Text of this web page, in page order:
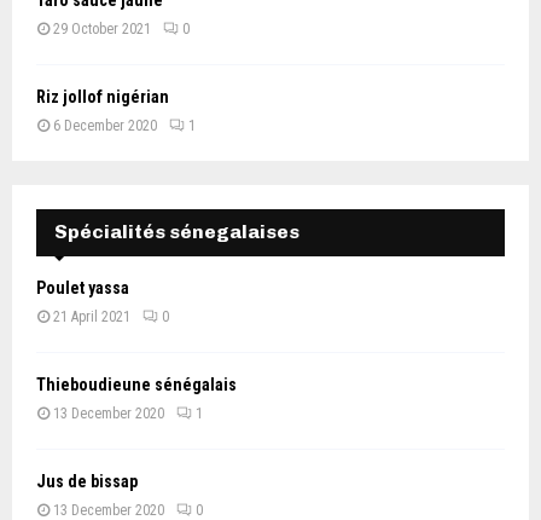
29 October 2021 0
Riz jollof nigérian
6 December 2020 1
Spécialités sénegalaises
Poulet yassa
21 April 2021 0
Thieboudieune sénégalais
13 December 2020 1
Jus de bissap
13 December 2020 0